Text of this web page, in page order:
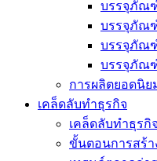
บรรจุภัณ
บรรจุภัณ
บรรจุภัณ
บรรจุภัณ
การผลิตยอดนิย
เคล็ดลับทำธุรกิจ
เคล็ดลับทำธุรกิจ
ขั้นตอนการสร้า